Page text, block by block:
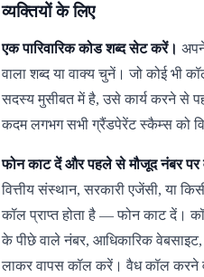
व्यक्तियों के लिए
एक पारिवारिक कोड शब्द सेट करें। अपने
वाला शब्द या वाक्य चुनें। जो कोई भी
सदस्य मुसीबत में है, उसे कार्य करने से
कदम लगभग सभी ग्रैंडपेरेंट स्कैम्स को
फोन काट दें और पहले से मौजूद नंबर पर
वित्तीय संस्थान, सरकारी एजेंसी, या
कॉल प्राप्त होता है — फोन काट दें।
के पीछे वाले नंबर, आधिकारिक
लाकर वापस कॉल करें। वैध कॉल करने